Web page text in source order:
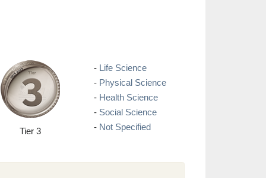
Tier 3
- Life Science
- Physical Science
- Health Science
- Social Science
- Not Specified